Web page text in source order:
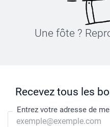
Une fôte ?
Recevez tous les
Entrez votre adresse de